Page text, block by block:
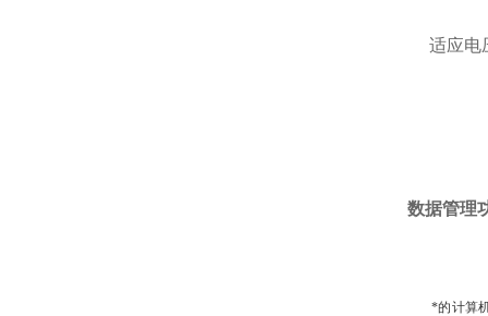
适应电
数据管理
*的计算机